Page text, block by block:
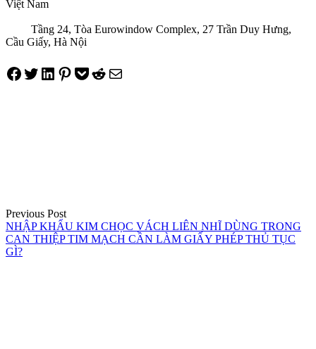
Việt Nam
Tầng 24, Tòa Eurowindow Complex, 27 Trần Duy Hưng,
Cầu Giấy, Hà Nội
Share on Facebook
Tweet on Twitter
Share on LinkedIn
Pin on Pinterest
Save to pocket
Share on Reddit
Share via Email
Previous Post
NHẬP KHẨU KIM CHỌC VÁCH LIÊN NHĨ DÙNG TRONG
CAN THIỆP TIM MẠCH CẦN LÀM GIẤY PHÉP THỦ TỤC
GÌ?